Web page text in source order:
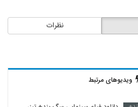
دانلود فیلم بیچاره ها
نظرات
ویدیوهای مرتبط